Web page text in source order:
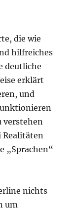
die wie
hilfreiches
deutliche
erklärt
und
verstehen
Realitäten
„Sprachen“
nichts
um